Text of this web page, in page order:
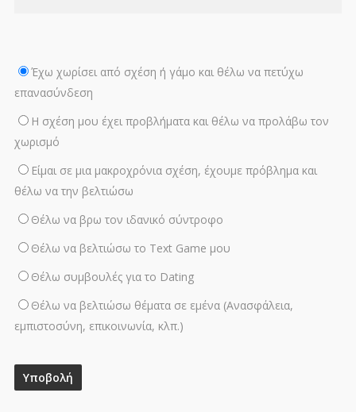
Έχω χωρίσει από σχέση ή γάμο και θέλω να πετύχω
επανασύνδεση
Η σχέση μου έχει προβλήματα και θέλω να προλάβω τον
χωρισμό
Είμαι σε μια μακροχρόνια σχέση, έχουμε πρόβλημα και
θέλω να την βελτιώσω
Θέλω να βρω τον ιδανικό σύντροφο
Θέλω να βελτιώσω το Text Game μου
Θέλω συμβουλές για το Dating
Θέλω να βελτιώσω θέματα σε εμένα (Ανασφάλεια,
εμπιστοσύνη, επικοινωνία, κλπ.)